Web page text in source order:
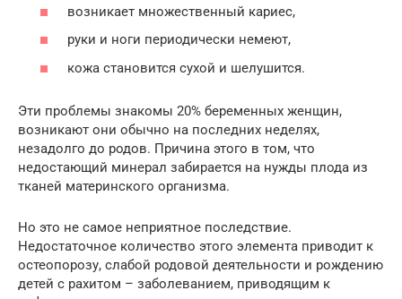
возникает множественный кариес,
руки и ноги периодически немеют,
кожа становится сухой и шелушится.
Эти проблемы знакомы 20% беременных женщин,
возникают они обычно на последних неделях,
незадолго до родов. Причина этого в том, что
недостающий минерал забирается на нужды плода из
тканей материнского организма.
Но это не самое неприятное последствие.
Недостаточное количество этого элемента приводит к
остеопорозу, слабой родовой деятельности и рождению
детей с рахитом – заболеванием, приводящим к